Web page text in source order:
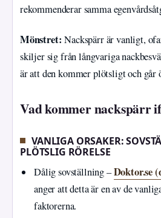
rekommenderar samma
Mönstret: Nackspärr är vanligt,
skiljer sig från långvariga
är att den kommer plötsligt och går
Vad kommer nackspärr
VANLIGA ORSAKER:
PLÖTSLIG RÖRELSE
Dålig sovställning –Doktor.se
anger att detta är en av de
faktorerna.